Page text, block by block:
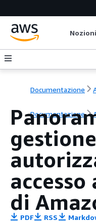
Documentazione
Documentazione
di
PDF RSS